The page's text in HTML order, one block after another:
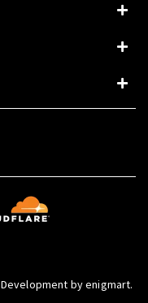
by enigmart.